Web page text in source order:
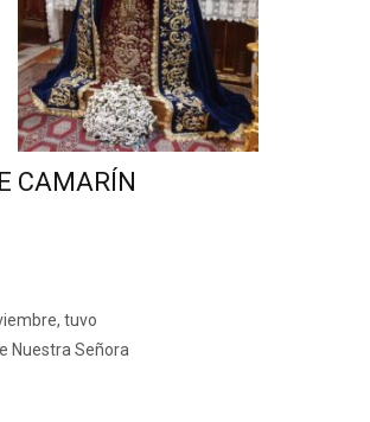
CAMARÍN
tuvo
Nuestra Señora